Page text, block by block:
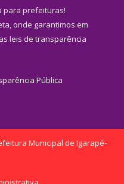
para prefeituras!
onde garantimos em
leis de transparência
Pública
Municipal de Igarapé-